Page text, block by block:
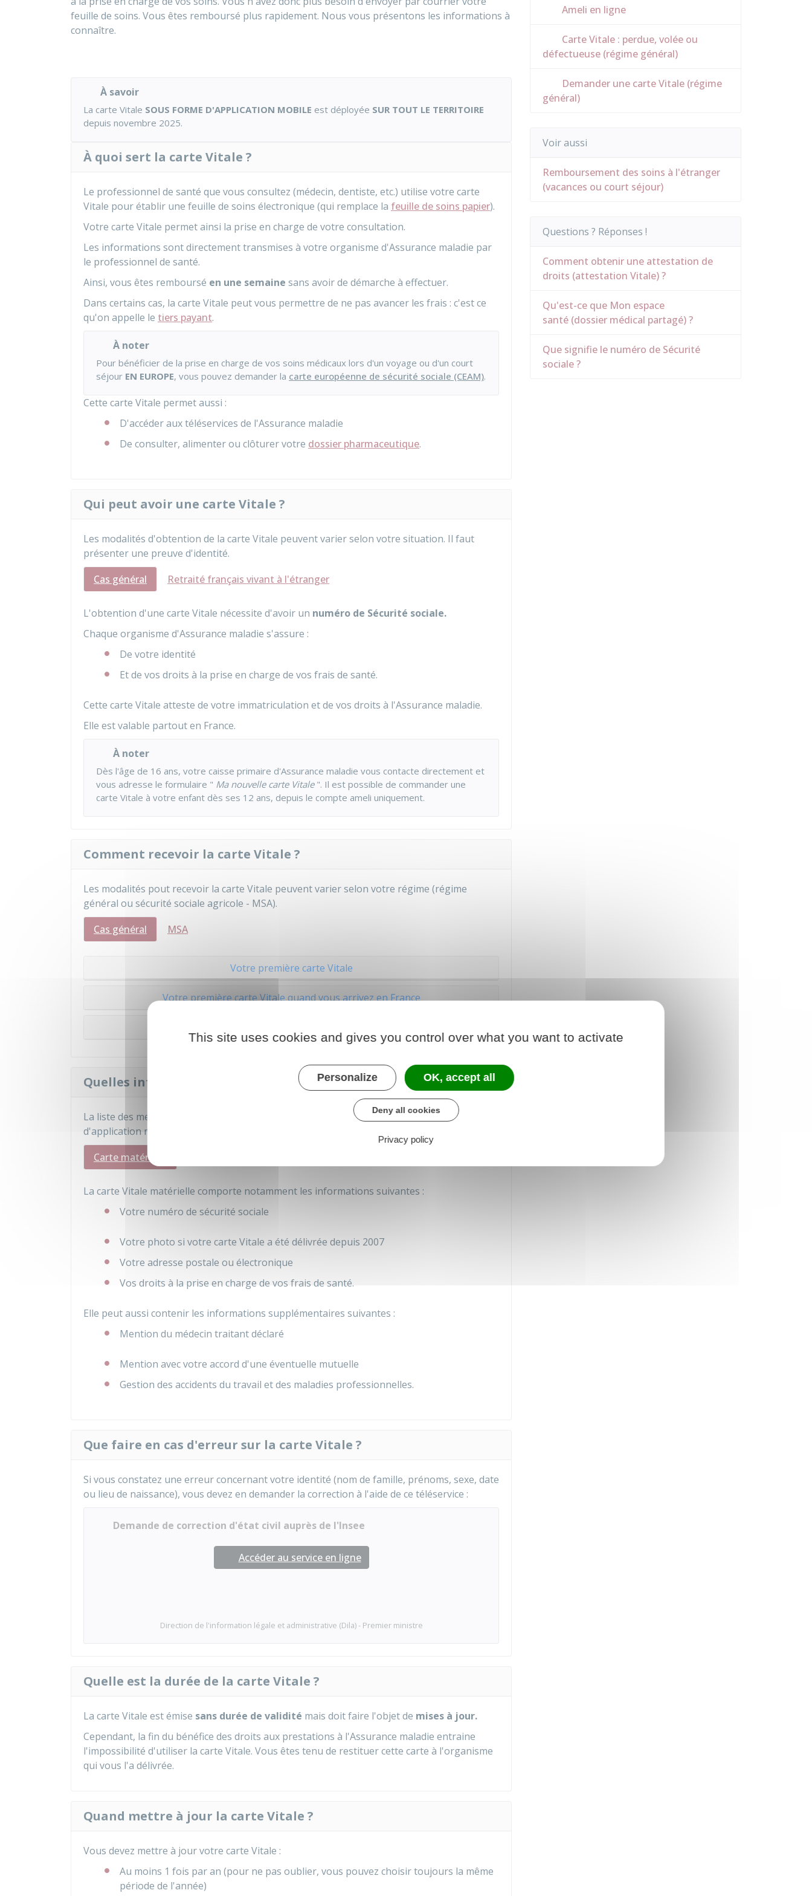
feuille de soins. Vous êtes remboursé plus rapidement. Nous vous présentons les informations à
connaître.
À savoir
La carte Vitale SOUS FORME D'APPLICATION MOBILE est déployée SUR TOUT LE TERRITOIRE
depuis novembre 2025.
À quoi sert la carte Vitale ?
Le professionnel de santé que vous consultez (médecin, dentiste, etc.) utilise votre carte
Vitale pour établir une feuille de soins électronique (qui remplace la feuille de soins papier).
Votre carte Vitale permet ainsi la prise en charge de votre consultation.
Les informations sont directement transmises à votre organisme d'Assurance maladie par
le professionnel de santé.
Ainsi, vous êtes remboursé en une semaine sans avoir de démarche à effectuer.
Dans certains cas, la carte Vitale peut vous permettre de ne pas avancer les frais : c'est ce
qu'on appelle le tiers payant.
À noter
Pour bénéficier de la prise en charge de vos soins médicaux lors d'un voyage ou d'un court
séjour EN EUROPE, vous pouvez demander la carte européenne de sécurité sociale (CEAM).
Cette carte Vitale permet aussi :
D'accéder aux téléservices de l'Assurance maladie
De consulter, alimenter ou clôturer votre dossier pharmaceutique.
Qui peut avoir une carte Vitale ?
Les modalités d'obtention de la carte Vitale peuvent varier selon votre situation. Il faut
présenter une preuve d'identité.
Cas général
Retraité français vivant à l'étranger
L'obtention d'une carte Vitale nécessite d'avoir un numéro de Sécurité sociale.
Chaque organisme d'Assurance maladie s'assure :
De votre identité
Et de vos droits à la prise en charge de vos frais de santé.
Cette carte Vitale atteste de votre immatriculation et de vos droits à l'Assurance maladie.
Elle est valable partout en France.
À noter
Dès l'âge de 16 ans, votre caisse primaire d'Assurance maladie vous contacte directement et
vous adresse le formulaire " Ma nouvelle carte Vitale". Il est possible de commander une
carte Vitale à votre enfant dès ses 12 ans, depuis le compte ameli uniquement.
Comment recevoir la carte Vitale ?
Les modalités pout recevoir la carte Vitale peuvent varier selon votre régime (régime
général ou sécurité sociale agricole - MSA).
Cas général
MSA
Votre première carte Vitale
Votre première carte Vitale quand vous arrivez en France
Quelles informations contient la carte Vitale ?
La liste des mentions diffère selon qu'il s'agit d'une carte matérielle ou sous forme
d'application mobile :
Carte matérielle
La carte Vitale matérielle comporte notamment les informations suivantes :
Votre numéro de sécurité sociale
Votre photo si votre carte Vitale a été délivrée depuis 2007
Votre adresse postale ou électronique
Vos droits à la prise en charge de vos frais de santé.
Elle peut aussi contenir les informations supplémentaires suivantes :
Mention du médecin traitant déclaré
Mention avec votre accord d'une éventuelle mutuelle
Gestion des accidents du travail et des maladies professionnelles.
Que faire en cas d'erreur sur la carte Vitale ?
Si vous constatez une erreur concernant votre identité (nom de famille, prénoms, sexe, date
ou lieu de naissance), vous devez en demander la correction à l'aide de ce téléservice :
Demande de correction d'état civil auprès de l'Insee
Accéder au service en ligne
Direction de l'information légale et administrative (Dila) - Premier ministre
Quelle est la durée de la carte Vitale ?
La carte Vitale est émise sans durée de validité mais doit faire l'objet de mises à jour.
Cependant, la fin du bénéfice des droits aux prestations à l'Assurance maladie entraine
l'impossibilité d'utiliser la carte Vitale. Vous êtes tenu de restituer cette carte à l'organisme
qui vous l'a délivrée.
Quand mettre à jour la carte Vitale ?
Vous devez mettre à jour votre carte Vitale :
Au moins 1 fois par an (pour ne pas oublier, vous pouvez choisir toujours la même
période de l'année)
Ameli en ligne
Carte Vitale : perdue, volée ou
défectueuse (régime général)
Demander une carte Vitale (régime
général)
Voir aussi
Remboursement des soins à l'étranger
(vacances ou court séjour)
Questions ? Réponses !
Comment obtenir une attestation de
droits (attestation Vitale) ?
Qu'est-ce que Mon espace
santé (dossier médical partagé) ?
Que signifie le numéro de Sécurité
sociale ?
This site uses cookies and gives you control over what you want to activate
Personalize OK, accept all
Deny all cookies
Privacy policy